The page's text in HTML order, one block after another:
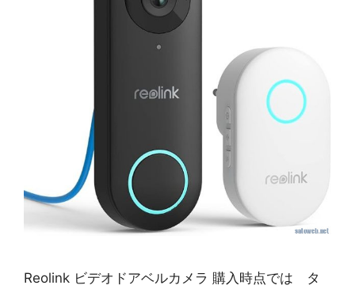
Reolink ビデオドアベルカメラ 購入時点では タ